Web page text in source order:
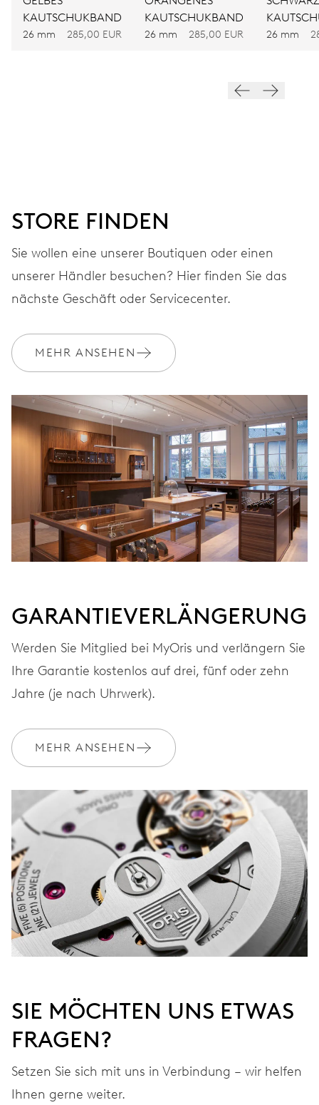
FREQUENZ
28.800 A/h, 4 Hz
GARANTIE 2 Jahre
Werden Sie Mitglied bei MyOris und verlängern Sie Ihre Garantie
kostenlos auf 3 Jahre
KAUTSCHUKBAND
26 mm 285,00 EUR
KAUTSCHUKBAND
26 mm 285,00 EUR 26 mm
STORE FINDEN
Sie wollen eine unserer Boutiquen oder einen
unserer Händler besuchen? Hier finden Sie das
nächste Geschäft oder Servicecenter.
MEHR ANSEHEN
GARANTIEVERLÄNGERUNG
Werden Sie Mitglied bei MyOris und verlängern Sie
Ihre Garantie kostenlos auf drei, fünf oder zehn
Jahre (je nach Uhrwerk).
MEHR ANSEHEN
SIE MÖCHTEN UNS ETWAS
FRAGEN?
Setzen Sie sich mit uns in Verbindung – wir helfen
Ihnen gerne weiter.